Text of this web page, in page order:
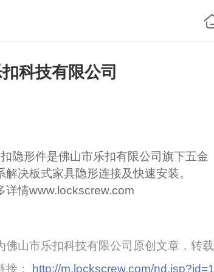
科技有限公司
隐形件是佛山市乐扣有限公司旗下五金
解决板式家具隐形连接及快速安装。
详情www.lockscrew.com
佛山市乐扣科技有限公司原创文章，转载
：
http://m.lockscrew.com/nd.jsp?id=1